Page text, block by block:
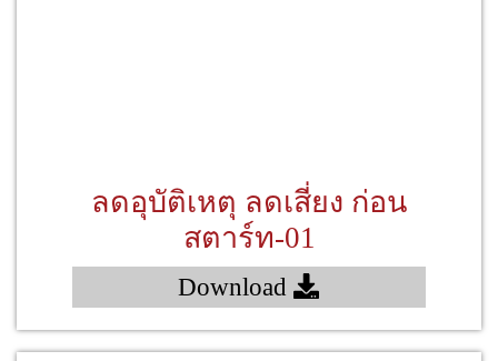
ลดอุบัติเหตุ ลดเสี่ยง ก่อน
สตาร์ท-01
Download